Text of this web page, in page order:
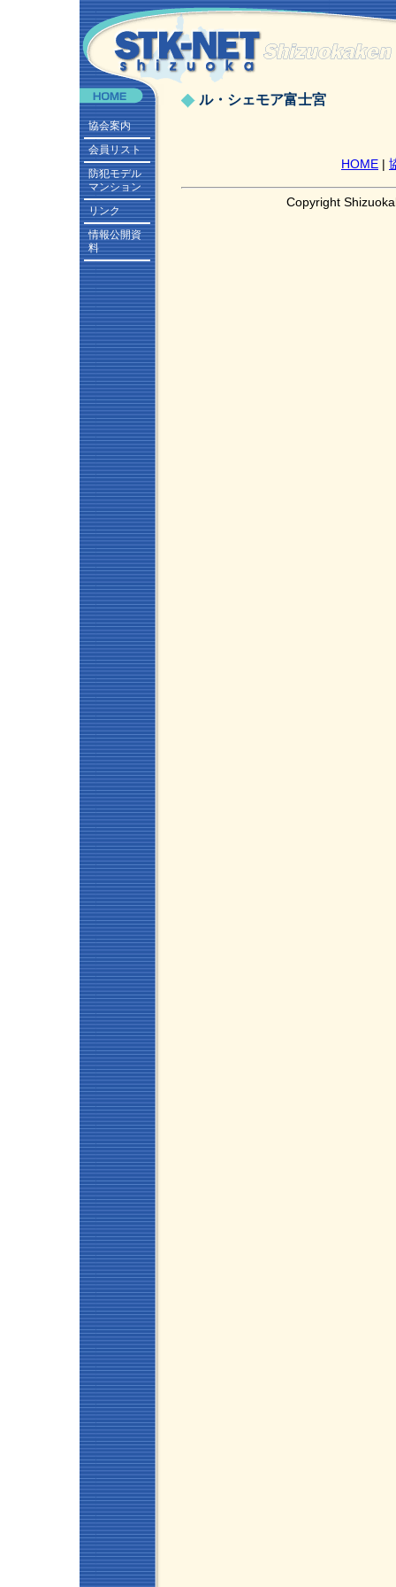
協会案内
会員リスト
防犯モデル
マンション
リンク
情報公開資
料
ル・シェモア富士宮
HOME |
Copyright